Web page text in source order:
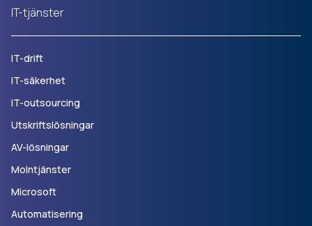
IT-tjänster
IT-drift
IT-säkerhet
IT-outsourcing
Utskriftslösningar
AV-lösningar
Molntjänster
Microsoft
Automatisering